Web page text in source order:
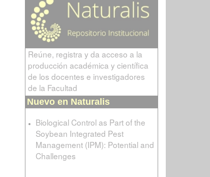
Reúne, registra y da acceso a la
producción académica y científica
de los docentes e investigadores
de la Facultad
Nuevo en Naturalis
Biological Control as Part of the
Soybean Integrated Pest
Management (IPM): Potential and
Challenges